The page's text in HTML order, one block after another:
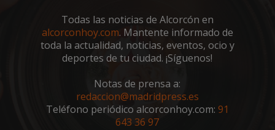
Todas las noticias de Alcorcón en
alcorconhoy.com. Mantente informado de
toda la actualidad, noticias, eventos, ocio y
deportes de tu ciudad. ¡Síguenos!
Notas de prensa a:
redaccion@madridpress.es
Teléfono periódico alcorconhoy.com: 91
643 36 97